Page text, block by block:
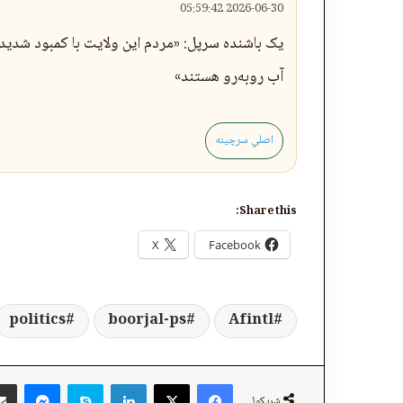
2026-06-30 05:59:42
یک باشنده سرپل: «مردم این ولایت با کمبود شدید
آب روبه‌رو هستند»
اصلي سرچینه
Share this:
Facebook
X
Afintl
boorjal-ps
politics
Facebook
X
LinkedIn
Skype